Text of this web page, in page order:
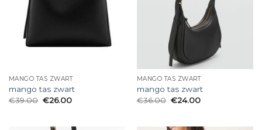
MANGO TAS ZWART
mango tas zwart
€39.00 €26.00
MANGO TAS ZWART
mango tas zwart
€36.00 €24.00